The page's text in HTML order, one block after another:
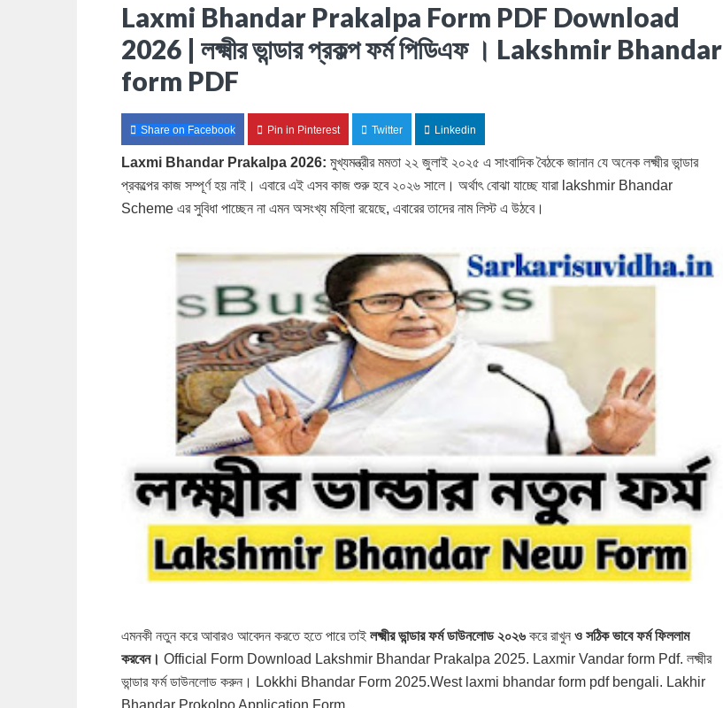
Laxmi Bhandar Prakalpa Form PDF Download
2026 | লক্ষ্মীর ভান্ডার প্রকল্প ফর্ম পিডিএফ । Lakshmir Bhandar
form PDF
Share on Facebook Pin in Pinterest Twitter Linkedin
Laxmi Bhandar Prakalpa 2026: মুখ্যমন্ত্রীর মমতা ২২ জুলাই ২০২৫ এ সাংবাদিক বৈঠকে জানান যে অনেক লক্ষ্মীর ভান্ডার
প্রকল্পের কাজ সম্পূর্ণ হয় নাই। এবারে এই এসব কাজ শুরু হবে ২০২৬ সালে। অর্থাৎ বোঝা যাচ্ছে যারা lakshmir Bhandar
Scheme এর সুবিধা পাচ্ছেন না এমন অসংখ্য মহিলা রয়েছে, এবারের তাদের নাম লিস্ট এ উঠবে।
এমনকী নতুন করে আবারও আবেদন করতে হতে পারে তাই লক্ষ্মীর ভান্ডার ফর্ম ডাউনলোড ২০২৬ করে রাখুন ও সঠিক ভাবে ফর্ম ফিললাম
করবেন। Official Form Download Lakshmir Bhandar Prakalpa 2025. Laxmir Vandar form Pdf. লক্ষ্মীর
ভান্ডার ফর্ম ডাউনলোড করুন।
Lokkhi Bhandar Form 2025.West laxmi bhandar form pdf bengali. Lakhir
Bhandar Prokolpo Application Form.